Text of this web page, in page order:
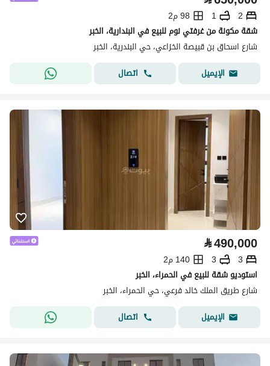
2
1
98 م2
شقة مكونة من غرفتي نوم للبيع في البندارية، الخبر
شارع اسحاق بن قبيصة الخزاعي، حي البندرية، الخبر
الإيميل
اتصال
⃁490,000
3
3
140 م2
استوديو شقة للبيع في الحمراء، الخبر
شارع طريق الملك خالد فرعي، حي الحمراء، الخبر
الإيميل
اتصال